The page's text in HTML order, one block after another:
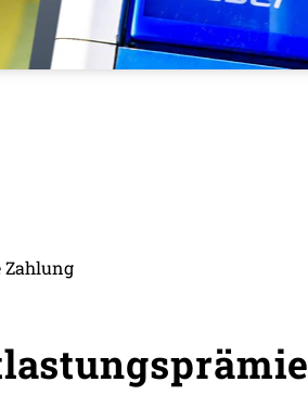
Zahlung